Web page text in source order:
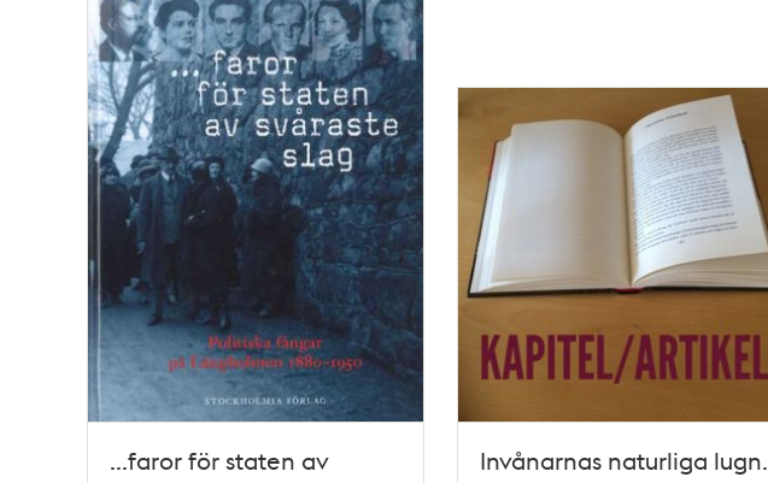
...faror för staten av
Invånarnas naturliga lugn.